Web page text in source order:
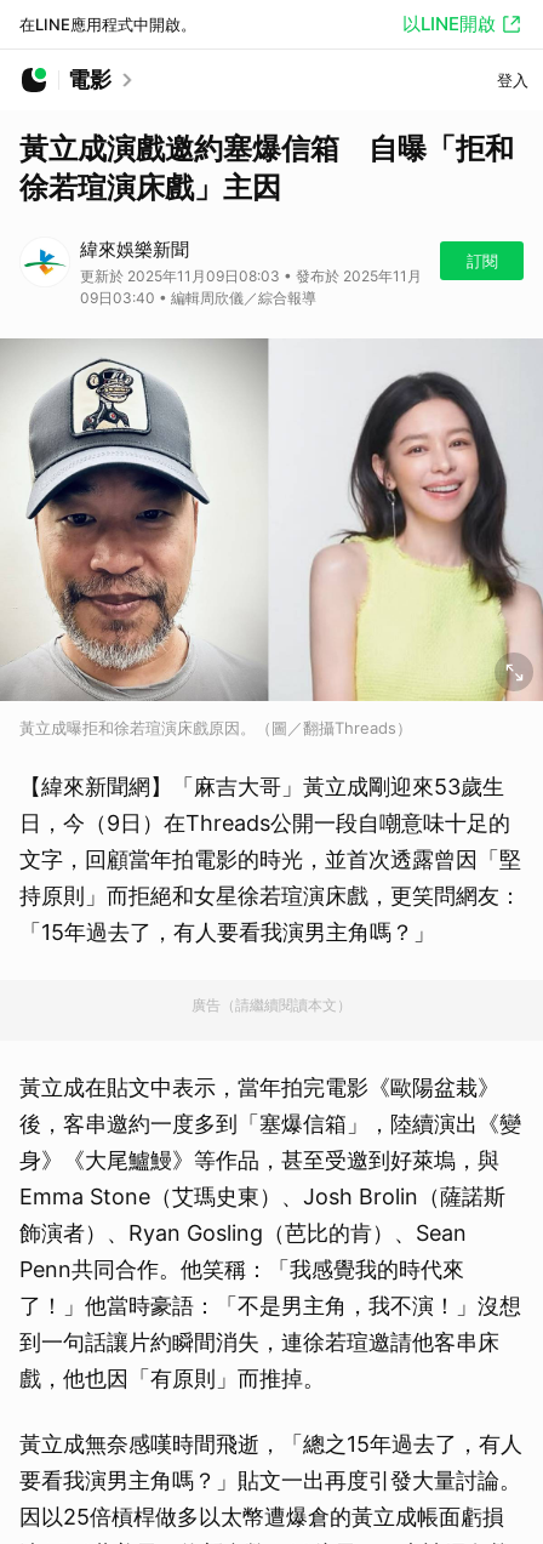
在LINE應用程式中開啟。 以LINE開啟
電影 登入
黃立成演戲邀約塞爆信箱 自曝「拒和
徐若瑄演床戲」主因
緯來娛樂新聞
更新於 2025年11月09日08:03 • 發布於 2025年11月
09日03:40 • 編輯周欣儀／綜合報導
訂閱
黃立成曝拒和徐若瑄演床戲原因。（圖／翻攝Threads）
【緯來新聞網】「麻吉大哥」黃立成剛迎來53歲生
日，今（9日）在Threads公開一段自嘲意味十足的
文字，回顧當年拍電影的時光，並首次透露曾因「堅
持原則」而拒絕和女星徐若瑄演床戲，更笑問網友：
「15年過去了，有人要看我演男主角嗎？」
廣告（請繼續閱讀本文）
黃立成在貼文中表示，當年拍完電影《歐陽盆栽》
後，客串邀約一度多到「塞爆信箱」，陸續演出《變
身》《大尾鱸鰻》等作品，甚至受邀到好萊塢，與
Emma Stone（艾瑪史東）、Josh Brolin（薩諾斯
飾演者）、Ryan Gosling（芭比的肯）、Sean
Penn共同合作。他笑稱：「我感覺我的時代來
了！」他當時豪語：「不是男主角，我不演！」沒想
到一句話讓片約瞬間消失，連徐若瑄邀請他客串床
戲，他也因「有原則」而推掉。
黃立成無奈感嘆時間飛逝，「總之15年過去了，有人
要看我演男主角嗎？」貼文一出再度引發大量討論。
因以25倍槓桿做多以太幣遭爆倉的黃立成帳面虧損